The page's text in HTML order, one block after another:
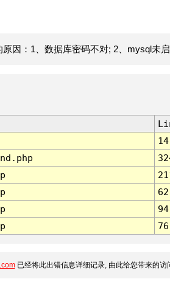
因：1、数据库密码不对; 2、mysql未启
14
62
94
76
已经将此出错信息详细记录, 由此给您带来的访